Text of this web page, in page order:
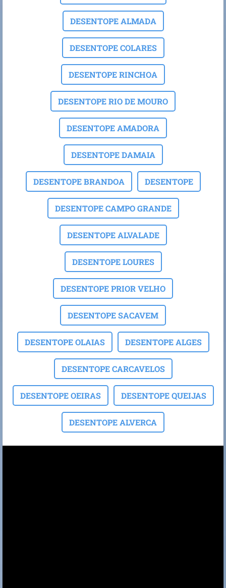
DESENTOPE ALMADA
DESENTOPE COLARES
DESENTOPE RINCHOA
DESENTOPE RIO DE MOURO
DESENTOPE AMADORA
DESENTOPE DAMAIA
DESENTOPE BRANDOA DESENTOPE
DESENTOPE CAMPO GRANDE
DESENTOPE ALVALADE
DESENTOPE LOURES
DESENTOPE PRIOR VELHO
DESENTOPE SACAVEM
DESENTOPE OLAIAS DESENTOPE ALGES
DESENTOPE CARCAVELOS
DESENTOPE OEIRAS DESENTOPE QUEIJAS
DESENTOPE ALVERCA